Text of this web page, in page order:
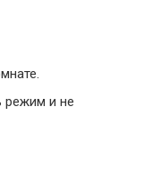
режим и не